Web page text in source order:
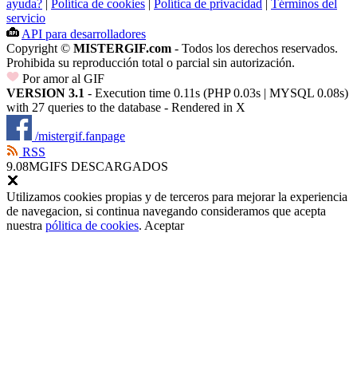
ayuda? | Política de cookies | Política de privacidad | Términos del
servicio
API para desarrolladores
Copyright © MISTERGIF.com - Todos los derechos reservados.
Prohibida su reproducción total o parcial sin autorización.
Por amor al GIF
VERSION 3.1 - Execution time 0.11s (PHP 0.03s | MYSQL 0.08s)
with 27 queries to the database - Rendered in X
/mistergif.fanpage
RSS
9.08MGIFS DESCARGADOS
Utilizamos cookies propias y de terceros para mejorar la experiencia
de navegacion, si continua navegando consideramos que acepta
nuestra pólitica de cookies. Aceptar